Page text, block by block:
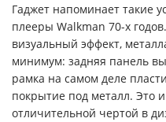
Гаджет напоминает такие
плееры Walkman 70-х
визуальный эффект,
минимум: задняя панель
рамка на самом деле
покрытие под металл. Это
отличительной чертой в